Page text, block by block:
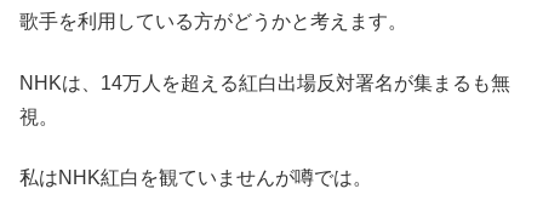
歌手を利用している方がどうかと考えます。
NHKは、14万人を超える紅白出場反対署名が集まるも無
視。
私はNHK紅白を観ていませんが噂では。